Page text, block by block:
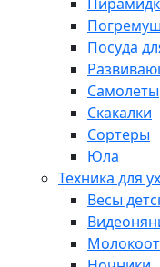
Посуда
Самолеты
Скакалки
Сортеры
Юла
Техника для
Весы